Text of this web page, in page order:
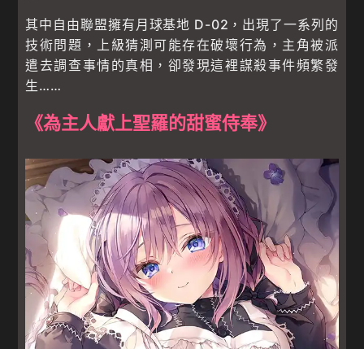
其中自由聯盟擁有月球基地 D-02，出現了一系列的
技術問題，上級猜測可能存在破壞行為，主角被派
遣去調查事情的真相，卻發現這裡謀殺事件頻繁發
生……
《為主人獻上聖羅的甜蜜侍奉》